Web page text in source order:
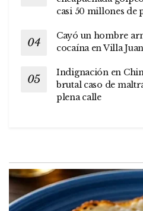
casi 50 millones de
Cayó un hombre
cocaína en Villa
Indignación en
brutal caso de
plena calle